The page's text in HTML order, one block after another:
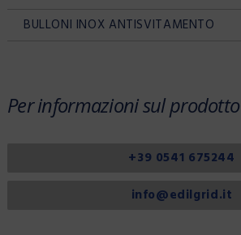
BULLONI INOX ANTISVITAMENTO
Per informazioni sul prodotto
+39 0541 675244
info@edilgrid.it